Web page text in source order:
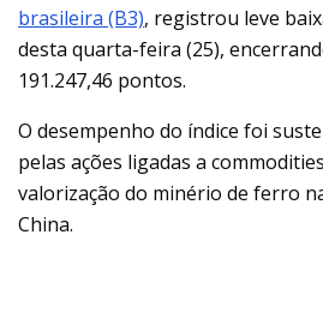
brasileira (B3), registrou leve
desta quarta-feira (25),
191.247,46 pontos.
O desempenho do índice foi
pelas ações ligadas a
valorização do minério de ferro
China.